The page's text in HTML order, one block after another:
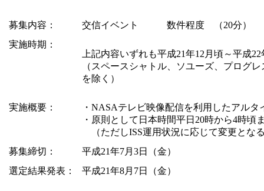
募集内容：
交信イベント 数件程度 （20分）
実施時期：
上記内容いずれも平成21年12月頃～平成
（スペースシャトル、ソユーズ、プログ
を除く）
実施概要：
・NASAテレビ映像配信を利用したアルタ
・原則として日本時間平日20時から4時頃
（ただしISS運用状況に応じて変更とな
募集締切：
平成21年7月3日（金）
選定結果発表：
平成21年8月7日（金）